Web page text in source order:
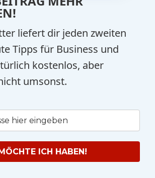
liefert dir jeden zweiten
Tipps für Business und
kostenlos, aber
umsonst.
ICH HABEN!